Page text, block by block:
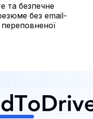
та безпечне
без email-